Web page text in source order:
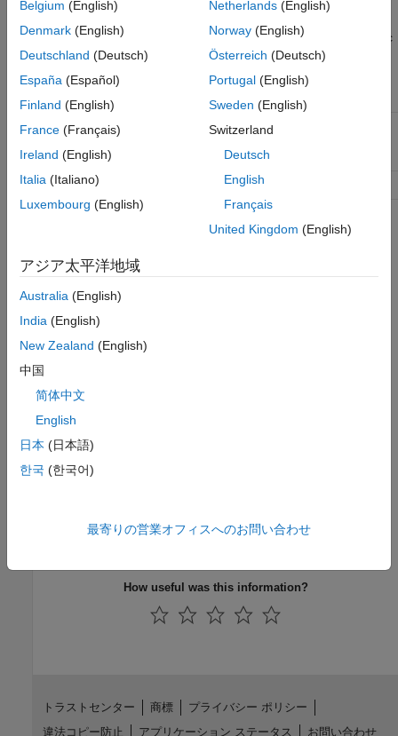
warnings generated by the software. The fields of the diagnostic
structure are:
Type
MessageID
The message ID for the warning (for
'SimBiology:DANotPerformedReactionRate'
Message
The warning message
resets the SimBiology last warning so that
encountered.
sbiolastwarning(
warnings to those specified in the diagnostic structure
diagstruct).
Version History
See Also
How useful was this information?
Belgium (English)
Denmark (English)
Deutschland (Deutsch)
España (Español)
Finland (English)
France (Français)
Ireland (English)
Italia (Italiano)
Luxembourg (English)
Netherlands(English)
Norway(English)
Österreich (Deutsch)
Portugal(English)
Sweden (English)
Switzerland
Deutsch
English
Français
United Kingdom (English)
アジア太平洋地域
Australia (English)
India (English)
New Zealand (English)
中国
简体中文
English
日本 (日本語)
한국 (한국어)
最寄りの営業オフィスへのお問い合わせ
トラストセンター 商標
プライバシー ポリシー
違法コピー防止
アプリケーション ステータス お問い合わせ